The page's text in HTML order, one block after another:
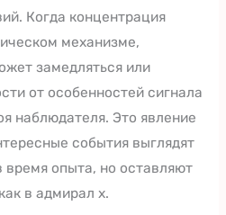
Когда концентрация
механизме,
замедляться или
от особенностей сигнала
наблюдателя. Это явление
события выглядят
опыта, но оставляют
в адмирал х.